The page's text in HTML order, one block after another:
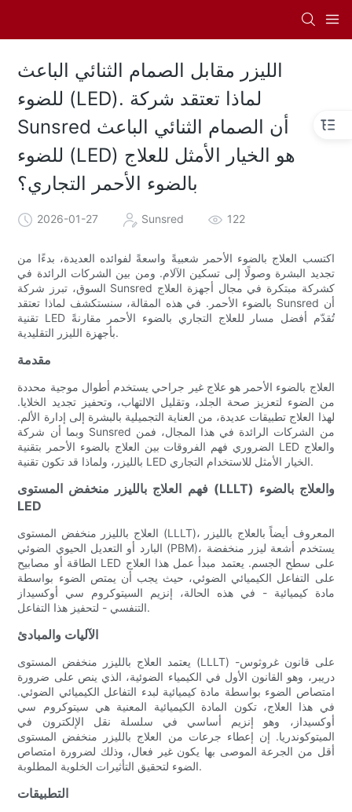
الليزر مقابل الصمام الثنائي الباعث
للضوء (LED). لماذا تعتقد شركة
Sunsred أن الصمام الثنائي الباعث
للضوء (LED) هو الخيار الأمثل للعلاج
بالضوء الأحمر التجاري؟
2026-01-27 Sunsred 122
اكتسب العلاج بالضوء الأحمر شعبيةً واسعةً لفوائده العديدة، بدءًا من
تجديد البشرة وصولًا إلى تسكين الآلام. ومن بين الشركات الرائدة في
السوق، تبرز شركة Sunsred كشركة مبتكرة في مجال أجهزة العلاج
بالضوء الأحمر. في هذه المقالة، سنستكشف لماذا تعتقد Sunsred أن
تقنية LED تُقدّم أفضل مسار للعلاج التجاري بالضوء الأحمر مقارنةً
بأجهزة الليزر التقليدية.
مقدمة
العلاج بالضوء الأحمر هو علاج غير جراحي يستخدم أطوال موجية محددة
من الضوء لتعزيز صحة الجلد، وتقليل الالتهاب، وتحفيز تجديد الخلايا.
لهذا العلاج تطبيقات عديدة، من العناية التجميلية بالبشرة إلى إدارة الألم.
وبما أن شركة Sunsred من الشركات الرائدة في هذا المجال، فمن
الضروري فهم الفروقات بين العلاج بالضوء الأحمر بتقنية LED والعلاج
بالليزر، ولماذا قد تكون تقنية LED الخيار الأمثل للاستخدام التجاري.
فهم العلاج بالليزر منخفض المستوى (LLLT) والعلاج بالضوء
LED
العلاج بالليزر منخفض المستوى (LLLT)، المعروف أيضاً بالعلاج بالليزر
البارد أو التعديل الحيوي الضوئي (PBM)، يستخدم أشعة ليزر منخفضة
الطاقة أو مصابيح LED على سطح الجسم. يعتمد مبدأ عمل هذا العلاج
على التفاعل الكيميائي الضوئي، حيث يجب أن يمتص الضوء بواسطة
مادة كيميائية - في هذه الحالة، إنزيم السيتوكروم سي أوكسيداز
التنفسي - لتحفيز هذا التفاعل.
الآليات والمبادئ
يعتمد العلاج بالليزر منخفض المستوى (LLLT) على قانون غروثوس-
دريبر، وهو القانون الأول في الكيمياء الضوئية، الذي ينص على ضرورة
امتصاص الضوء بواسطة مادة كيميائية لبدء التفاعل الكيميائي الضوئي.
في هذا العلاج، تكون المادة الكيميائية المعنية هي سيتوكروم سي
أوكسيداز، وهو إنزيم أساسي في سلسلة نقل الإلكترون في
الميتوكوندريا. إن إعطاء جرعات من العلاج بالليزر منخفض المستوى
أقل من الجرعة الموصى بها يكون غير فعال، وذلك لضرورة امتصاص
الضوء لتحقيق التأثيرات الخلوية المطلوبة.
التطبيقات